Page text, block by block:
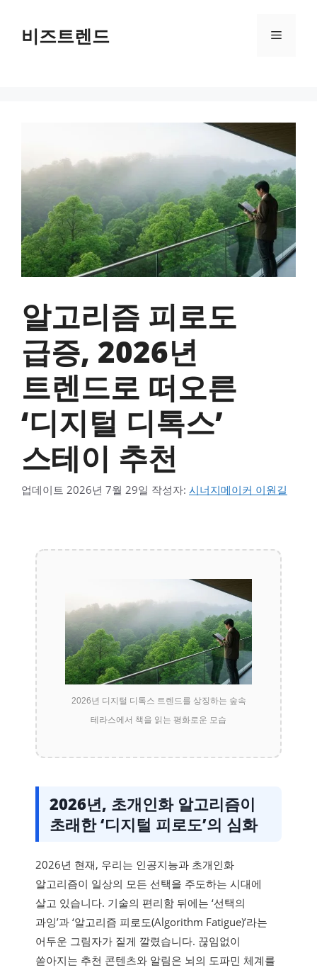
건너뛰기비즈트렌드 메뉴
알고리즘 피로도
급증, 2026년
트렌드로 떠오른
‘디지털 디톡스’
스테이 추천
업데이트 2026년 7월 29일 작성자: 시너지메이커 이원길
2026년 디지털 디톡스 트렌드를 상징하는 숲속
테라스에서 책을 읽는 평화로운 모습
2026년, 초개인화 알고리즘이
초래한 ‘디지털 피로도’의 심화
2026년 현재, 우리는 인공지능과 초개인화
알고리즘이 일상의 모든 선택을 주도하는 시대에
살고 있습니다. 기술의 편리함 뒤에는 ‘선택의
과잉’과 ‘알고리즘 피로도(Algorithm Fatigue)’라는
어두운 그림자가 짙게 깔렸습니다. 끊임없이
쏟아지는 추천 콘텐츠와 알림은 뇌의 도파민 체계를